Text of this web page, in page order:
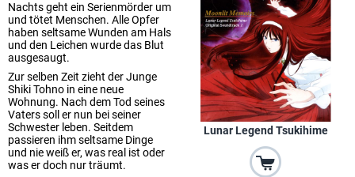
Lunar Legend Tsukihime
Nachts geht ein Serienmörder um
und tötet Menschen. Alle Opfer
haben seltsame Wunden am Hals
und den Leichen wurde das Blut
ausgesaugt.
Zur selben Zeit zieht der Junge
Shiki Tohno in eine neue
Wohnung. Nach dem Tod seines
Vaters soll er nun bei seiner
Schwester leben. Seitdem
passieren ihm seltsame Dinge
und nie weiß er, was real ist oder
was er doch nur träumt.